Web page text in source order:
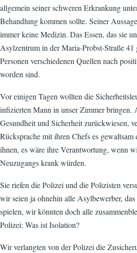
allgemein seiner schweren Erkrankung
Behandlung kommen sollte. Seiner
immer keine Medizin. Das Essen, das sie
Asylzentrum in der Maria-Probst-Straße
Personen verschiedenen Quellen nach
worden sind.
Vor einigen Tagen wollten die
infizierten Mann in unser Zimmer bringen.
Gesundheit und Sicherheit zurückwiesen,
Rücksprache mit ihren Chefs es gewaltsam
ihnen, es wäre ihre Verantwortung, wenn
Neuzugangs krank würden.
Sie riefen die Polizei und die Polizisten
wir seien ja ohnehin alle Asylbewerber,
spielen, wir könnten doch alle
Polizei: Was ist Isolation?
Wir verlangten von der Polizei die